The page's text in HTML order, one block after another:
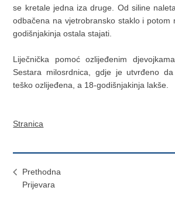
se kretale jedna iza druge. Od siline
odbačena na vjetrobransko staklo i potom
godišnjakinja ostala stajati.
Liječnička pomoć ozlijeđenim
Sestara milosrdnica, gdje je utvrđeno
teško ozlijeđena, a 18-godišnjakinja lakše.
Stranica
Prethodna
Prijevara